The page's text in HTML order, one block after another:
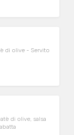
di olive - Servito
di olive, salsa